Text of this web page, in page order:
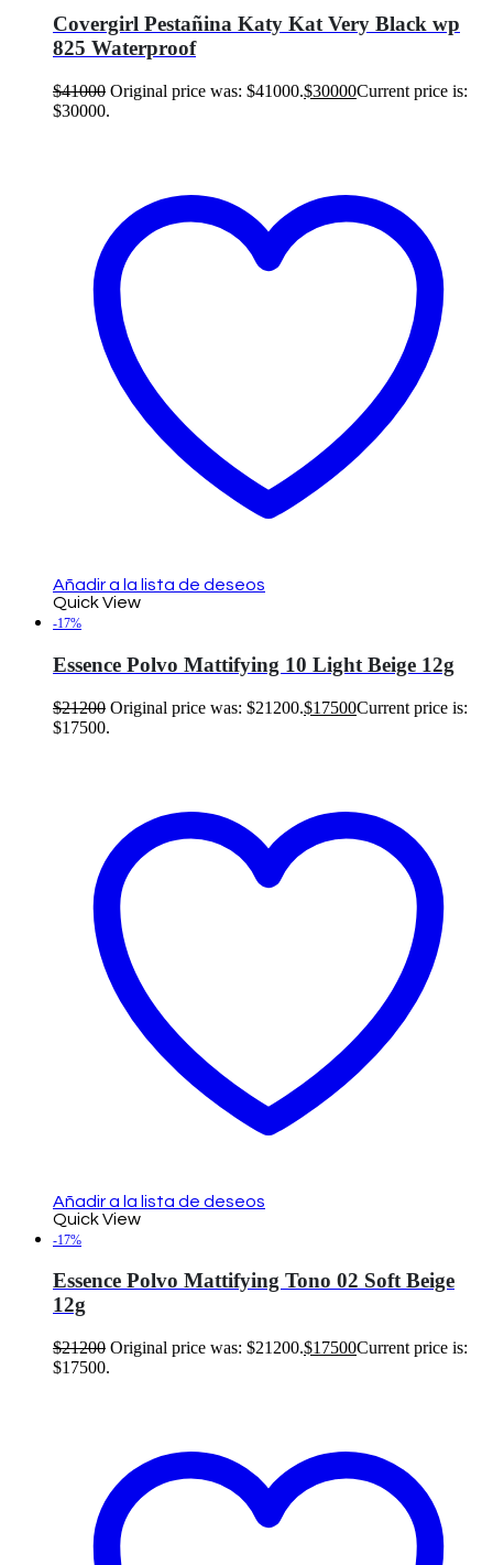
Covergirl Pestañina Katy Kat Very Black wp
825 Waterproof
$41000 Original price was: $41000.$30000Current price is:
$30000.
Añadir a la lista de deseos
Quick View
-17%
Essence Polvo Mattifying 10 Light Beige 12g
$21200 Original price was: $21200.$17500Current price is:
$17500.
Añadir a la lista de deseos
Quick View
-17%
Essence Polvo Mattifying Tono 02 Soft Beige
12g
$21200 Original price was: $21200.$17500Current price is:
$17500.